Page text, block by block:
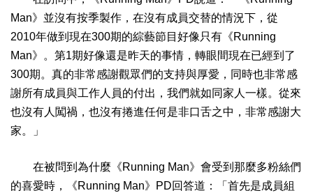
Man》並沒有按季製作，在沒有成員交替的情況下，從
2010年做到現在300期的綜藝節目好像只有《Running
Man》。第1期好像還是昨天的事情，轉眼間現在已經到了
300期。真的非常感謝觀眾們的支持與厚愛，同時也非常感
謝所有成員與工作人員的付出，我們就如同家人一樣。從來
也沒有人闖禍，也沒有捲進任何是非口舌之中，非常感謝大
家。」
在被問到為什麼《Running Man》會受到那麼多粉絲們
的喜愛時，《Running Man》PD回答道：「首先是成員組